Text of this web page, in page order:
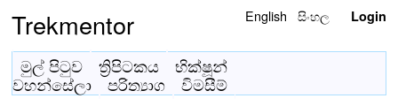
Trekmentor English සිංහල Login
මුල් පිටුව ත්‍රිපිටකය
භික්ෂූන්
වහන්සේලා
පරිත්‍යාග විමසීම්